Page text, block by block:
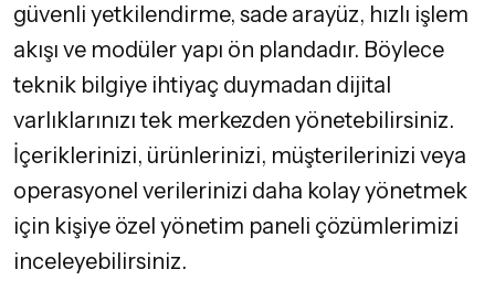
güvenli yetkilendirme, sade arayüz, hızlı işlem
akışı ve modüler yapı ön plandadır. Böylece
teknik bilgiye ihtiyaç duymadan dijital
varlıklarınızı tek merkezden yönetebilirsiniz.
İçeriklerinizi, ürünlerinizi, müşterilerinizi veya
operasyonel verilerinizi daha kolay yönetmek
için kişiye özel yönetim paneli çözümlerimizi
inceleyebilirsiniz.